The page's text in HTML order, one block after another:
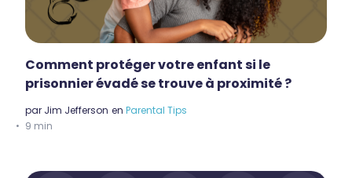
Comment protéger votre enfant si le
prisonnier évadé se trouve à proximité ?
par Jim Jefferson en Parental Tips
9 min